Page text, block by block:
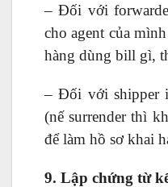
– Đối với
cho agent của
hàng dùng bill gì,
– Đối với shipper
(nế surrender thì
để làm hồ sơ khai
9. Lập chứng từ